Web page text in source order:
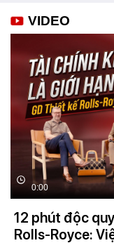
VIDEO
0:00
12 phút độc
Rolls-Royce: